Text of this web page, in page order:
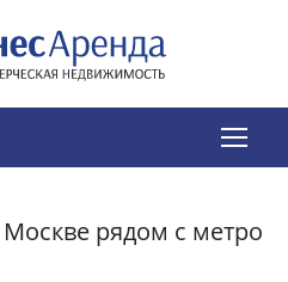
рядом с метро